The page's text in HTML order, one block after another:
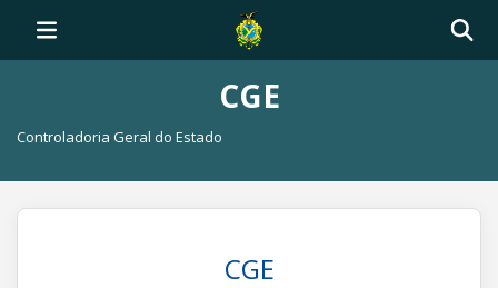
CGE
Controladoria Geral do Estado
CGE